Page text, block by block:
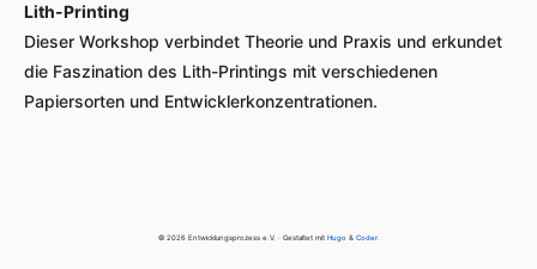
Lith-Printing
Dieser Workshop verbindet Theorie und Praxis und erkundet
die Faszination des Lith-Printings mit verschiedenen
Papiersorten und Entwicklerkonzentrationen.
© 2026 Entwicklungsprozess e.V. · Gestaltet mit Hugo& Coder.